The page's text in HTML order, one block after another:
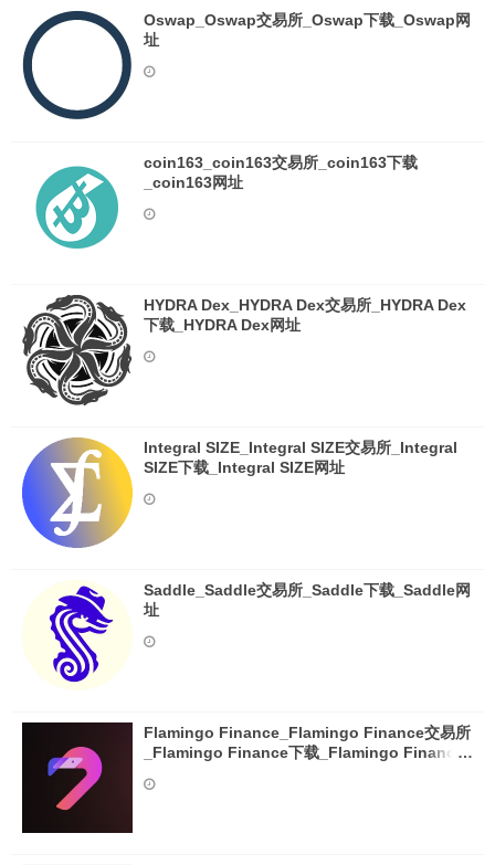
Oswap_Oswap交易所_Oswap下载_Oswap网
址
coin163_coin163交易所_coin163下载
_coin163网址
HYDRA Dex_HYDRA Dex交易所_HYDRA Dex
下载_HYDRA Dex网址
Integral SIZE_Integral SIZE交易所_Integral
SIZE下载_Integral SIZE网址
Saddle_Saddle交易所_Saddle下载_Saddle网
址
Flamingo Finance_Flamingo Finance交易所
_Flamingo Finance下载_Flamingo Finance